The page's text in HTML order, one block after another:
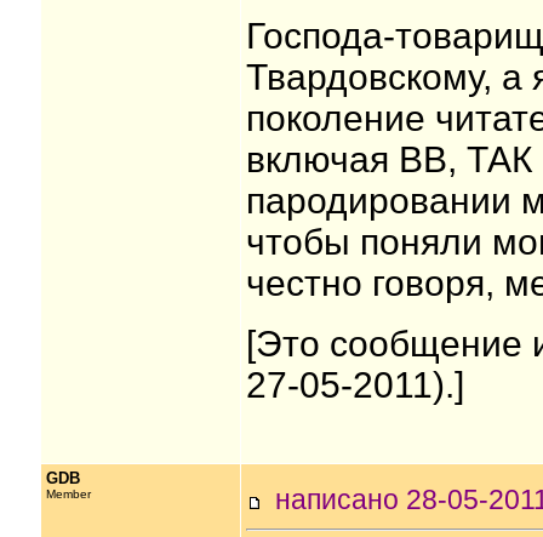
Господа-
Твардовскому, а
поколение
включая ВВ, ТАК
пародировании
чтобы поняли
честно говоря,
[Это сообщение
27-05-2011).]
GDB
Member написано 28-05-